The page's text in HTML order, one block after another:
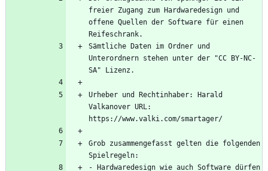
freier Zugang zum Hardwaredesign und
offene Quellen der Software für einen
Sämtliche Daten im Ordner und
Unterordnern stehen unter der "CC BY-NC-
Urheber und Rechtinhaber: Harald
Valkanover URL:
Grob zusammengefasst gelten die folgenden
- Hardwaredesign wie auch Software dürfen